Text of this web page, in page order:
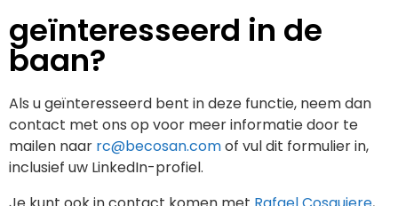
geïnteresseerd in de
baan?
Als u geïnteresseerd bent in deze functie, neem dan
contact met ons op voor meer informatie door te
mailen naar rc@becosan.comof vul dit formulier in,
inclusief uw LinkedIn-profiel.